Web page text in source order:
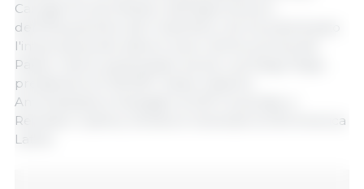
Carvajal Porras, Ministro dell'Agricoltura e
dell'Allevamento del Costa Rica, che ha sottolineato
l'importanza del settore suino nell'economia del
Paese. Hanno partecipato anche Luis Diego Rojas,
presidente di CAPORC, Xavier Salamó,
Amministratore Delegato di 333 Corporate, e
Reinaldo Cubillos, Direttore Generale di 333 America
Latina.